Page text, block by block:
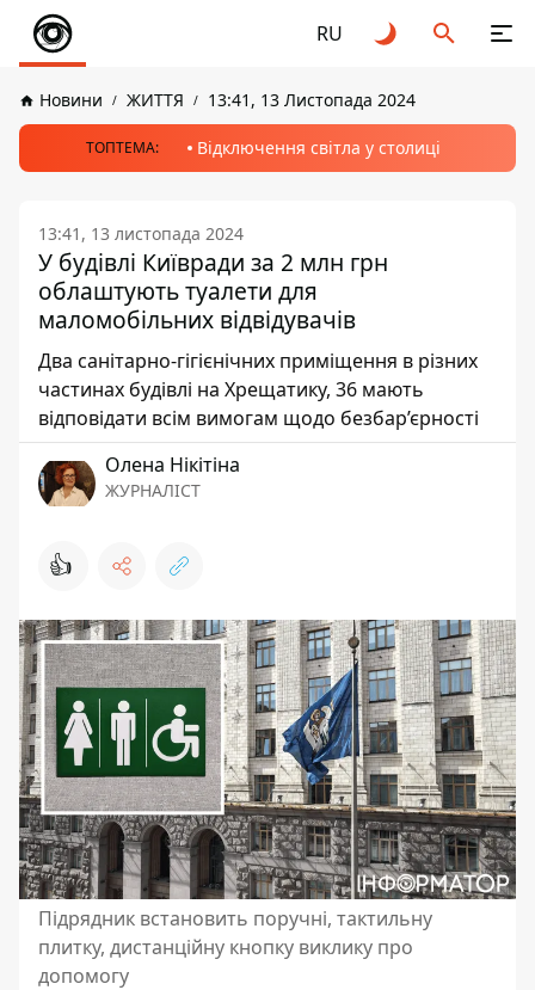
RU
Новини ЖИТТЯ 13:41, 13 Листопада 2024
ТОПТЕМА: Відключення світла у столиці
13:41, 13 листопада 2024
У будівлі Київради за 2 млн грн
облаштують туалети для
маломобільних відвідувачів
Два санітарно-гігієнічних приміщення в різних
частинах будівлі на Хрещатику, 36 мають
відповідати всім вимогам щодо безбар’єрності
Олена Нікітіна
ЖУРНАЛІСТ
👍
Підрядник встановить поручні, тактильну
плитку, дистанційну кнопку виклику про
допомогу